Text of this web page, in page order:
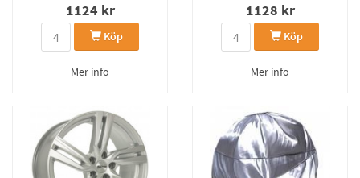
1124 kr
Köp
Mer info
1128 kr
Köp
Mer info